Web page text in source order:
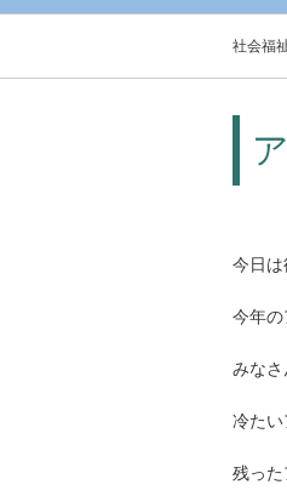
社会福
今日は
今年の
みなさ
冷たい
残った